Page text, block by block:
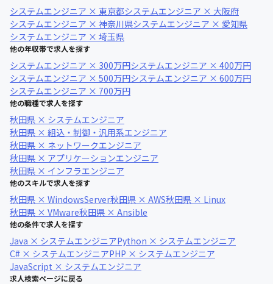
システムエンジニア × 東京都システムエンジニア × 大阪府
システムエンジニア × 神奈川県システムエンジニア × 愛知県
システムエンジニア × 埼玉県
他の年収帯で求人を探す
システムエンジニア × 300万円システムエンジニア × 400万円
システムエンジニア × 500万円システムエンジニア × 600万円
システムエンジニア × 700万円
他の職種で求人を探す
秋田県 × システムエンジニア
秋田県 × 組込・制御・汎用系エンジニア
秋田県 × ネットワークエンジニア
秋田県 × アプリケーションエンジニア
秋田県 × インフラエンジニア
他のスキルで求人を探す
秋田県 × WindowsServer秋田県 × AWS秋田県 × Linux
秋田県 × VMware秋田県 × Ansible
他の条件で求人を探す
Java × システムエンジニアPython × システムエンジニア
C# × システムエンジニアPHP × システムエンジニア
JavaScript × システムエンジニア
求人検索ページに戻る